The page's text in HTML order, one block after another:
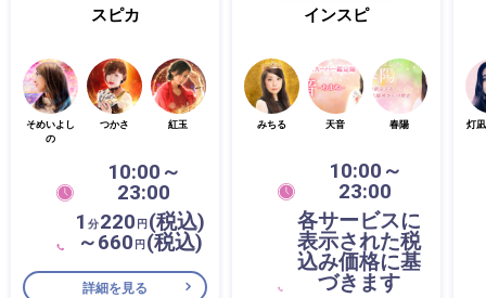
スピカ
そめいよし
の
つかさ 紅玉
10:00～
23:00
1 分220 円(税込)
～660 円(税込)
詳細を見る
インスピ
みちる 天音 春陽
10:00～
23:00
各サービスに
表示された税
込み価格に基
づきます
灯